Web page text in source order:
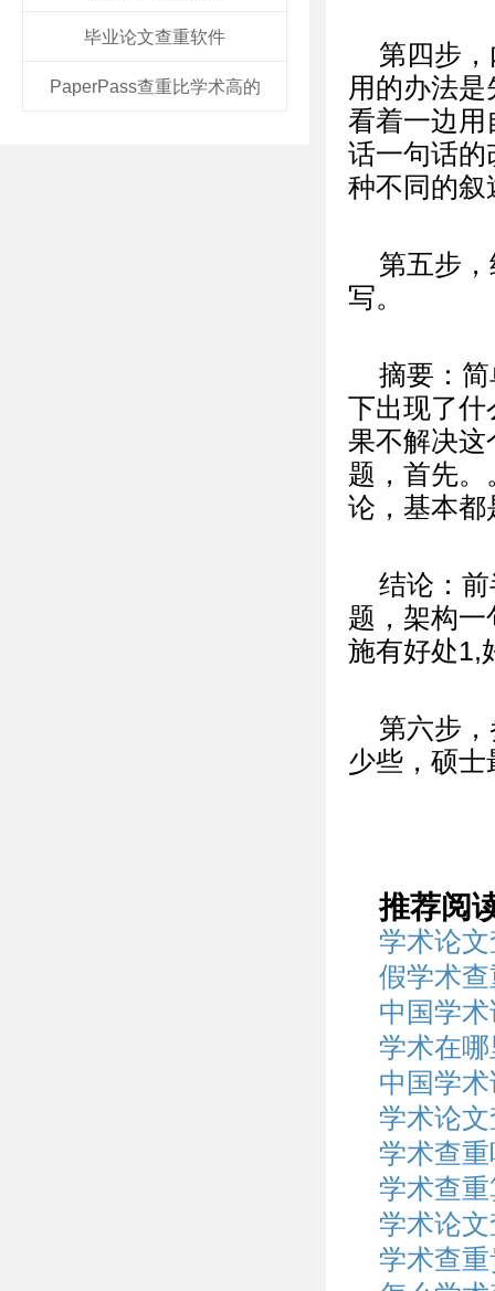
毕业论文查重软件
PaperPass查重比学术高的
第四步
用的办法
看着一边用
话一句话的
种不同的叙
第五步
写。
摘要：
下出现了什
果不解决这
题，首先
论，基本都
结论：
题，架构
施有好处1,
第六步
少些，硕
推荐阅
学术论
假学术
中国学
学术在
中国学
学术论
学术查
学术查
学术论
学术查